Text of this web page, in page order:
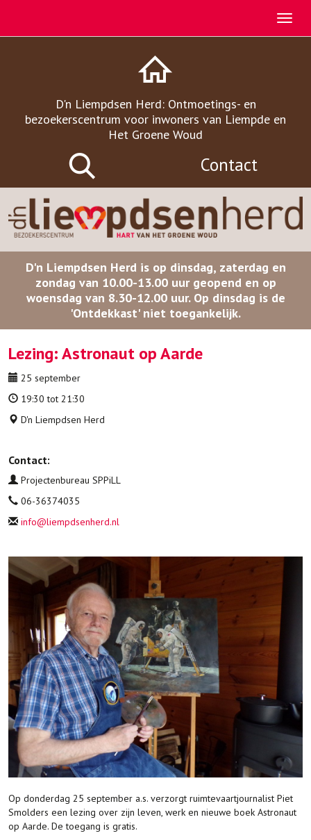
D'n Liempdsen Herd: Ontmoetings- en
bezoekerscentrum voor inwoners van Liempde en
Het Groene Woud
Contact
D'n Liempdsen Herd is op dinsdag, zaterdag en
zondag van 10.00-13.00 uur geopend en op
woensdag van 8.30-12.00 uur. Op dinsdag is de
'Ontdekkast' niet toegankelijk.
Lezing: Astronaut op Aarde
25 september
19:30 tot 21:30
D'n Liempdsen Herd
Contact:
Projectenbureau SPPiLL
06-36374035
info@liempdsenherd.nl
Op donderdag 25 september a.s. verzorgt ruimtevaartjournalist Piet
Smolders een lezing over zijn leven, werk en nieuwe boek Astronaut
op Aarde. De toegang is gratis.